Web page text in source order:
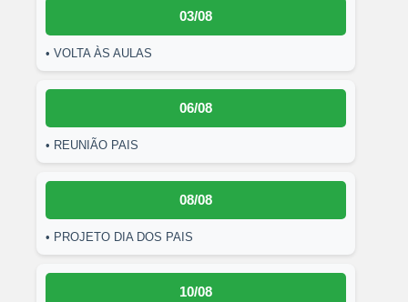
03/08
• VOLTA ÀS AULAS
06/08
• REUNIÃO PAIS
08/08
• PROJETO DIA DOS PAIS
10/08